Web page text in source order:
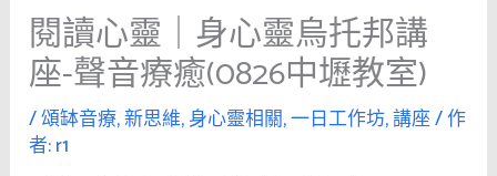
閱讀心靈｜身心靈烏托邦講
座-聲音療癒(0826中壢教室)
/頌缽音療,新思維,身心靈相關,一日工作坊,講座/ 作
者:r1